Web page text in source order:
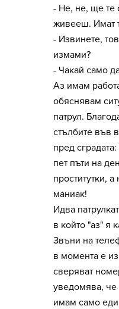
- Не, не, ще тe
живееш. Имат
- Извинете,
измами?
- Чакай само
Аз имам
обяснявам
патрул.
стълбите във
пред
пет пъти на
проститутки,
маниак!
Идва
в който "аз" я
Звъни на
в момента е
сверяват
уведомява,
имам само